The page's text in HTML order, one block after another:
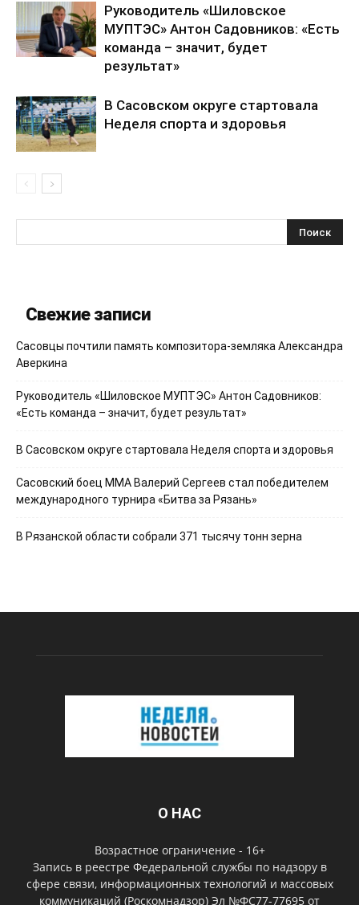
Руководитель «Шиловское
МУПТЭС» Антон Садовников: «Есть
команда – значит, будет
результат»
В Сасовском округе стартовала
Неделя спорта и здоровья
Свежие записи
Сасовцы почтили память композитора-земляка Александра
Аверкина
Руководитель «Шиловское МУПТЭС» Антон Садовников:
«Есть команда – значит, будет результат»
В Сасовском округе стартовала Неделя спорта и здоровья
Сасовский боец ММА Валерий Сергеев стал победителем
международного турнира «Битва за Рязань»
В Рязанской области собрали 371 тысячу тонн зерна
О НАС
Возрастное ограничение - 16+
Запись в реестре Федеральной службы по надзору в
сфере связи, информационных технологий и массовых
коммуникаций (Роскомнадзор) Эл №ФС77-77695 от